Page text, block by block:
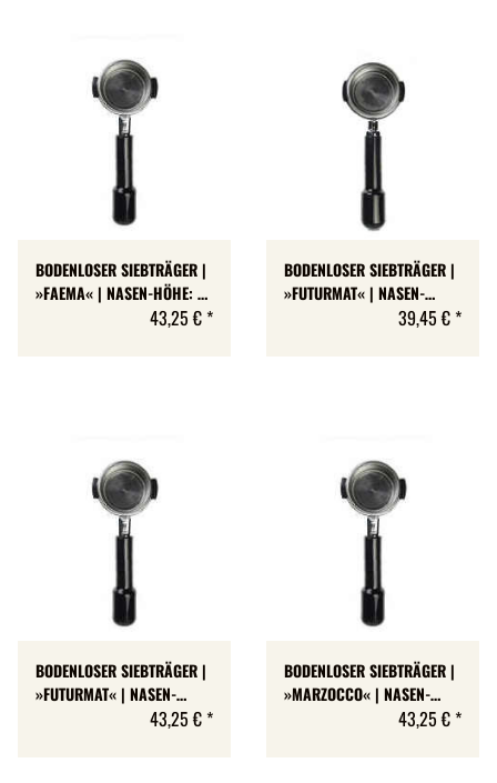
BODENLOSER SIEBTRÄGER |
»FAEMA« | NASEN-HÖHE: 7
43,25 € *
BODENLOSER SIEBTRÄGER |
»FUTURMAT« | NASEN-
39,45 € *
BODENLOSER SIEBTRÄGER |
»FUTURMAT« | NASEN-
43,25 € *
BODENLOSER SIEBTRÄGER |
»MARZOCCO« | NASEN-
43,25 € *